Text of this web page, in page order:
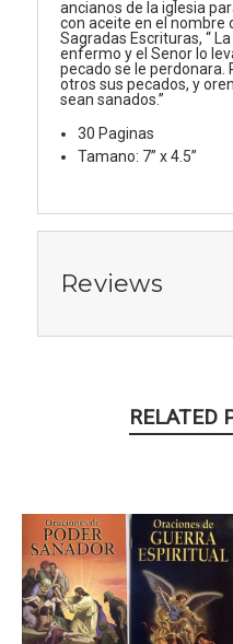
ancianos de la iglesia
con aceite en el nombre
Sagradas Escrituras, “
enfermo y el Senor lo
pecado se le perdonara.
otros sus pecados, y
sean sanados.”
30 Paginas
Tamano: 7” x 4.5”
Reviews
RELATED